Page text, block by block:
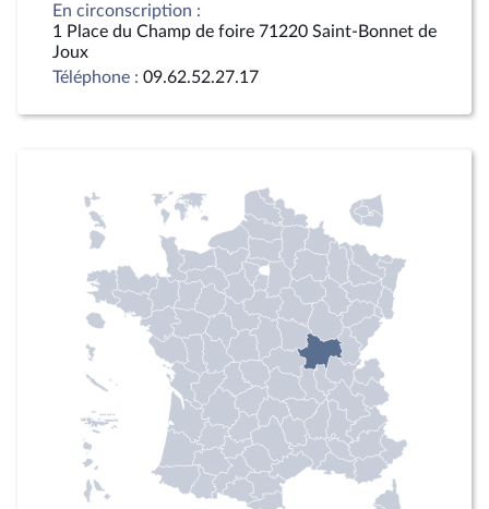
En circonscription :
1 Place du Champ de foire 71220 Saint-Bonnet de
Joux
Téléphone : 09.62.52.27.17